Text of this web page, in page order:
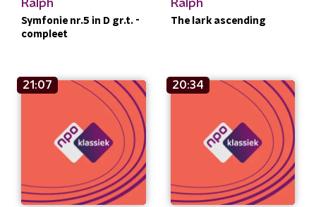
Ralph
Symfonie nr.5 in D gr.t. -
compleet
Ralph
The lark ascending
21:07 20:34